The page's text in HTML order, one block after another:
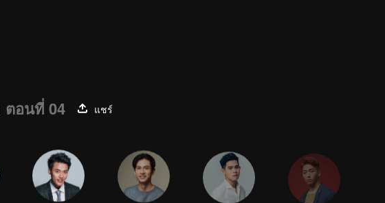
ตอนที่ 04
แชร์